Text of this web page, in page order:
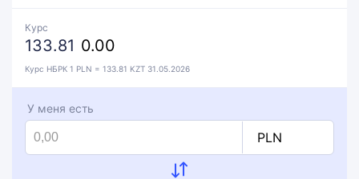
Курс
133.81 0.00
Курс НБРК 1 PLN = 133.81 KZT 31.05.2026
У меня есть
PLN